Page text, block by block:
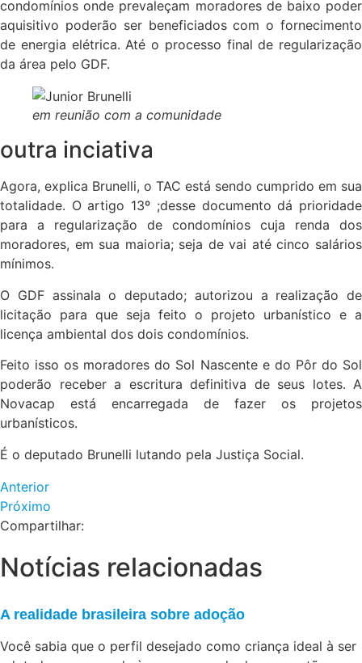
condomínios onde prevaleçam moradores de baixo poder
aquisitivo poderão ser beneficiados com o fornecimento
de energia elétrica. Até o processo final de regularização
da área pelo GDF.
em reunião com a comunidade
outra inciativa
Agora, explica Brunelli, o TAC está sendo cumprido em sua
totalidade. O artigo 13º ;desse documento dá prioridade
para a regularização de condomínios cuja renda dos
moradores, em sua maioria; seja de vai até cinco salários
mínimos.
O GDF assinala o deputado; autorizou a realização de
licitação para que seja feito o projeto urbanístico e a
licença ambiental dos dois condomínios.
Feito isso os moradores do Sol Nascente e do Pôr do Sol
poderão receber a escritura definitiva de seus lotes. A
Novacap está encarregada de fazer os projetos
urbanísticos.
É o deputado Brunelli lutando pela Justiça Social.
Anterior
Próximo
Compartilhar:
Notícias relacionadas
A realidade brasileira sobre adoção
Você sabia que o perfil desejado como criança ideal à ser